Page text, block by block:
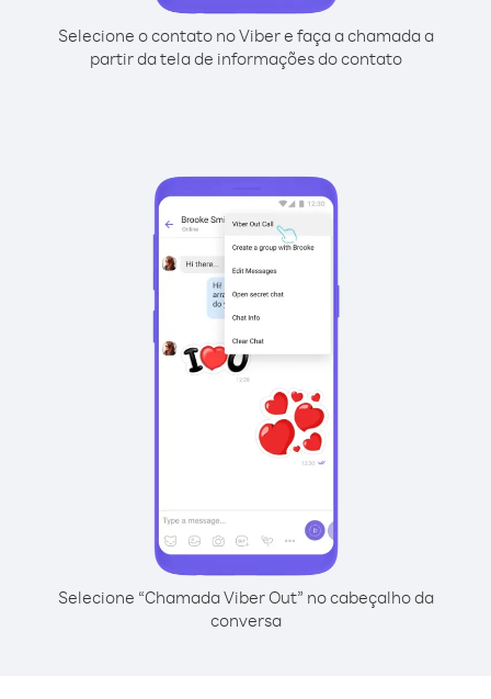
Selecione o contato no Viber e faça a chamada a
partir da tela de informações do contato
Selecione “Chamada Viber Out” no cabeçalho da
conversa